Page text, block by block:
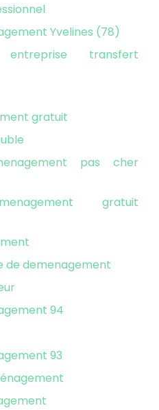
Yvelines (78)
entreprise transfert
gratuit
pas cher
gratuit
de demenagement
94
93